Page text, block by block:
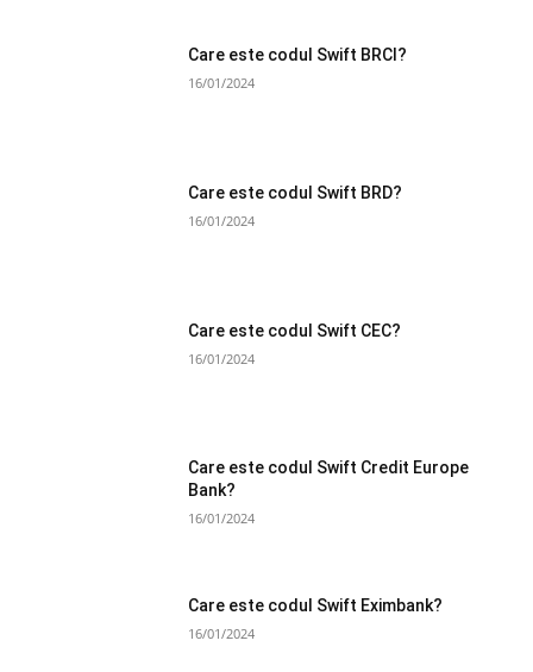
Care este codul Swift BRCI?
16/01/2024
Care este codul Swift BRD?
16/01/2024
Care este codul Swift CEC?
16/01/2024
Care este codul Swift Credit Europe
Bank?
16/01/2024
Care este codul Swift Eximbank?
16/01/2024